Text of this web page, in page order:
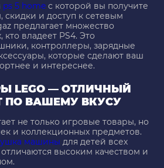
ps 5 home с которой вы получите
и доступ к сетевым
предлагает множество
кто владеет PS4. Это
контроллеры, зарядные
которые сделают ваш
и интереснее.
LEGO — ОТЛИЧНЫЙ
ПО ВАШЕМУ ВКУСУ
не только игровые товары, но
и коллекционных предметов.
машины для детей всех
высоким качеством и